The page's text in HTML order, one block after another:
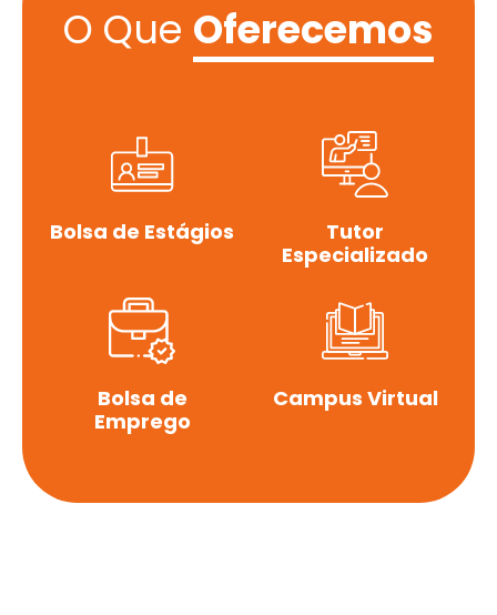
O Que Oferecemos
Bolsa de Estágios
Tutor
Especializado
Bolsa de
Emprego
Campus Virtual